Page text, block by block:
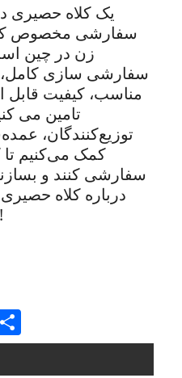
سفارشی مخصوص
زن در چین
مناسب، کیفیت قابل
تامین می
توزیع‌کنندگان،
کمک می‌کنیم تا
سفارشی کنند و
درباره کلاه
زنانه با ما تماس بگیرید!